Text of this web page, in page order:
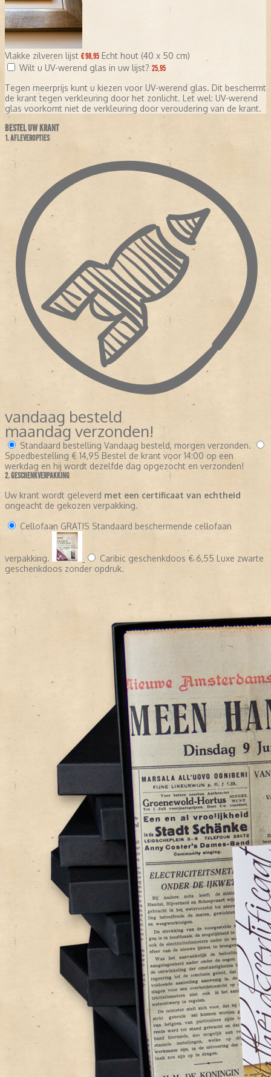
Vlakke zilveren lijst € 98,95 Echt hout (40 x 50 cm)
Wilt u UV-werend glas in uw lijst? 25,95
Tegen meerprijs kunt u kiezen voor UV-werend glas. Dit beschermt
de krant tegen verkleuring door het zonlicht. Let wel: UV-werend
glas voorkomt niet de verkleuring door veroudering van de krant.
BESTEL UW KRANT
1. AFLEVEROPTIES
vandaag besteld
maandag verzonden!
Standaard bestelling Vandaag besteld, morgen verzonden.
Spoedbestelling € 14,95 Bestel de krant voor 14:00 op een
werkdag en hij wordt dezelfde dag opgezocht en verzonden!
2. GESCHENKVERPAKKING
Uw krant wordt geleverd met een certificaat van echtheid
ongeacht de gekozen verpakking.
Cellofaan GRATIS Standaard beschermende cellofaan
verpakking. Caribic geschenkdoos € 6,55 Luxe zwarte
geschenkdoos zonder opdruk.